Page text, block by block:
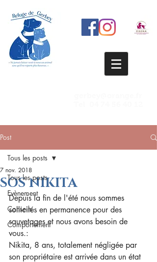
Post
Tous les posts
Evènement
Conseils
Comportement
Tous les posts
SOS NIKITA
7 nov. 2018
Depuis la fin de l'été nous sommes
sollicités en permanence pour des
sauvetages et nous avons besoin de
vous.:
Nikita, 8 ans, totalement négligée par
son propriétaire est arrivée dans un état